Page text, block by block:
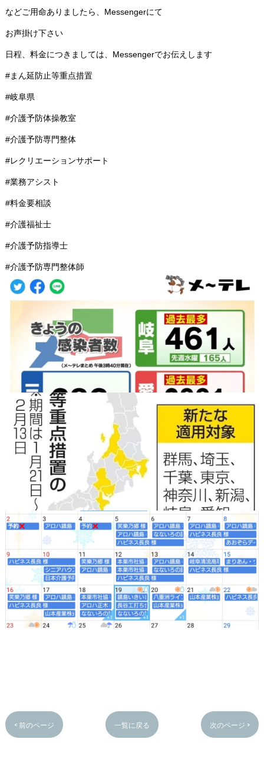
などご用命ありましたら、Messengerにて
お声掛け下さい
日程、料金につきましては、Messengerでお伝えします
#まん延防止等重点措置
#岐阜県
#介護予防体操教室
#介護予防専門整体
#レクリエーションサポート
#業務アシスト
#料金要相談
#介護福祉士
#介護予防指導士
#介護予防専門整体師
< 前のページ 一覧に戻る 次のページ >